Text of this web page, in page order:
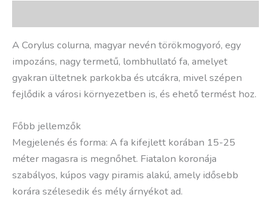
A Corylus colurna, magyar nevén törökmogyoró, egy
impozáns, nagy termetű, lombhullató fa, amelyet
gyakran ültetnek parkokba és utcákra, mivel szépen
fejlődik a városi környezetben is, és ehető termést hoz.
Főbb jellemzők
Megjelenés és forma: A fa kifejlett korában 15-25
méter magasra is megnőhet. Fiatalon koronája
szabályos, kúpos vagy piramis alakú, amely idősebb
korára szélesedik és mély árnyékot ad.